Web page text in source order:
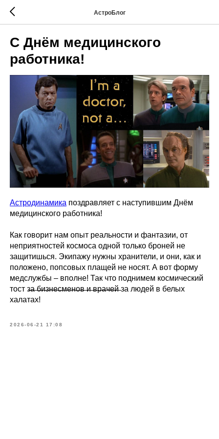
АстроБлог
С Днём медицинского
работника!
Астродинамика поздравляет с наступившим Днём
медицинского работника!
Как говорит нам опыт реальности и фантазии, от
неприятностей космоса одной только броней не
защитишься. Экипажу нужны хранители, и они, как и
положено, попсовых плащей не носят. А вот форму
медслужбы – вполне! Так что поднимем космический
тост з̶а̶ ̶б̶и̶з̶н̶е̶с̶м̶е̶н̶о̶в̶ ̶и̶ ̶в̶р̶а̶ч̶е̶й̶ за людей в белых
халатах!
2026-06-21 17:08